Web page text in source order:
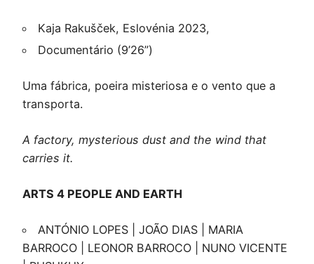
Kaja Rakušček, Eslovénia 2023,
Documentário (9’26”)
Uma fábrica, poeira misteriosa e o vento que a
transporta.
A factory, mysterious dust and the wind that
carries it.
ARTS 4 PEOPLE AND EARTH
ANTÓNIO LOPES | JOÃO DIAS | MARIA
BARROCO | LEONOR BARROCO | NUNO VICENTE